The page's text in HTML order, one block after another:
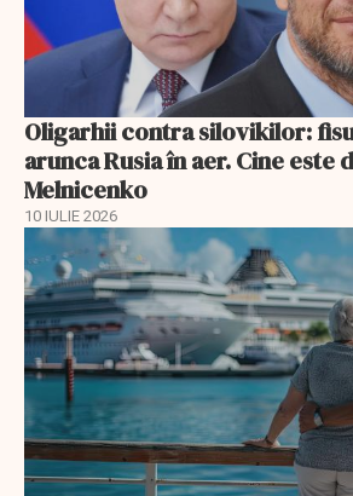
Oligarhii contra silovikilor:
arunca Rusia în aer. Cine este
Melnicenko
10 IULIE 2026